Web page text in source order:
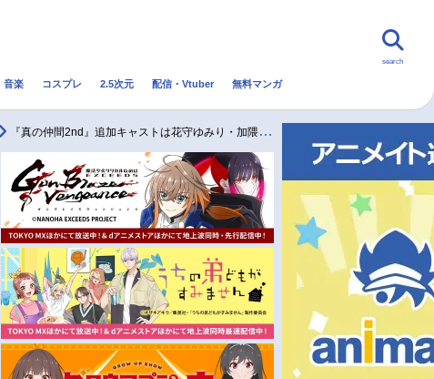
配信・Vtuber トレンド 無料マンガ
一覧 秋アニメ
冬アニメ
search
音楽 コスプレ 2.5次元 配信・Vtuber 無料マンガ
『真の仲間2nd』追加キャストは花守ゆみり・加隈亜衣・三上哲・内田彩